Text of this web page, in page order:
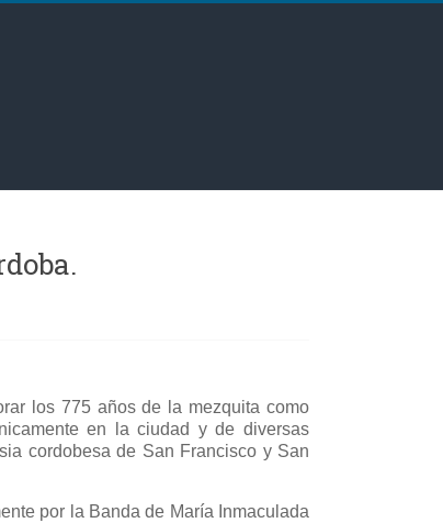
los 775 años de la mezquita como
en la ciudad y de diversas
cordobesa de San Francisco y San
por la Banda de María Inmaculada